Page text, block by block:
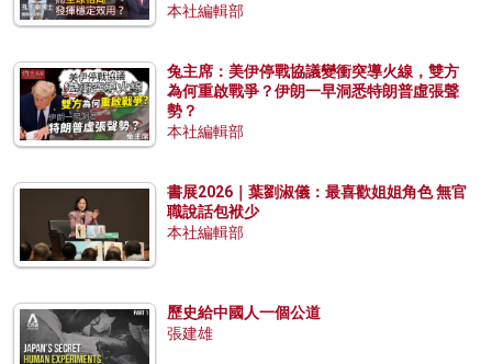
本社編輯部
兔主席：美伊停戰協議變衝突導火線，雙方
為何重啟戰爭？伊朗一早洞悉特朗普虛張聲
勢？
本社編輯部
書展2026｜葉劉淑儀：最喜歡姐姐角色 無官
職說話包袱少
本社編輯部
歷史給中國人一個公道
張建雄